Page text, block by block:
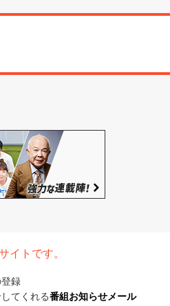
イトです。
録
てくれる番組お知らせメール